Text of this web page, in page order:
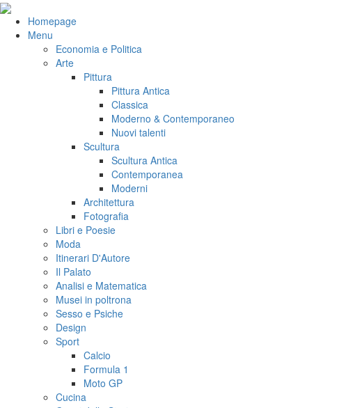
Salta
contenuto
VeniVidiViciHomepage
Menu
Economia e Politica
Arte
Pittura
Pittura Antica
Classica
Moderno & Contemporaneo
Nuovi talenti
Scultura
Scultura Antica
Contemporanea
Moderni
Architettura
Fotografia
Libri e Poesie
Moda
Itinerari D'Autore
Il Palato
Analisi e Matematica
Musei in poltrona
Sesso e Psiche
Design
Sport
Calcio
Formula 1
Moto GP
Cucina